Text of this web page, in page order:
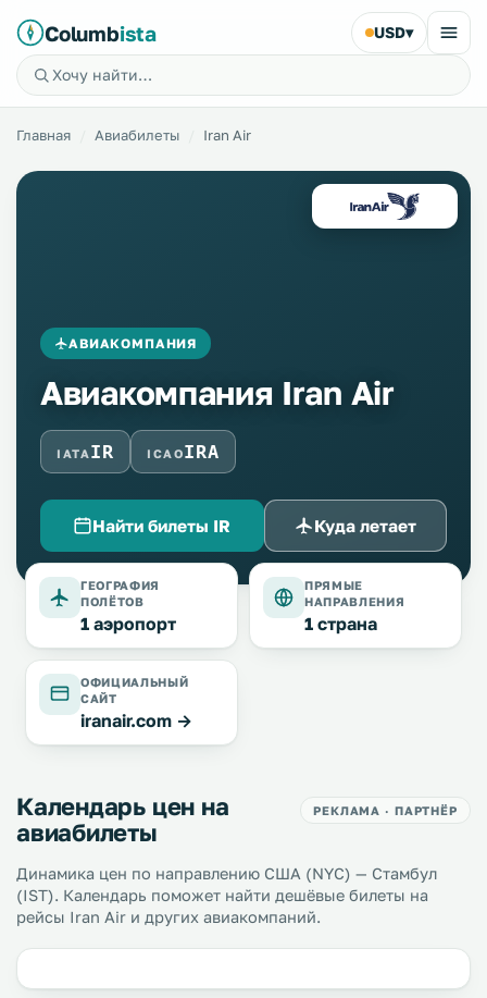
Columbista USD▾
Главная Авиабилеты Iran Air
АВИАКОМПАНИЯ
Авиакомпания Iran Air
IATA IR ICAOIRA
Найти билеты IR Куда летает
ГЕОГРАФИЯ
ПОЛЁТОВ
1 аэропорт
ПРЯМЫЕ
НАПРАВЛЕНИЯ
1 страна
ОФИЦИАЛЬНЫЙ
САЙТ
iranair.com →
Календарь цен на
авиабилеты
РЕКЛАМА · ПАРТНЁР
Динамика цен по направлению США (NYC) — Стамбул
(IST). Календарь поможет найти дешёвые билеты на
рейсы Iran Air и других авиакомпаний.